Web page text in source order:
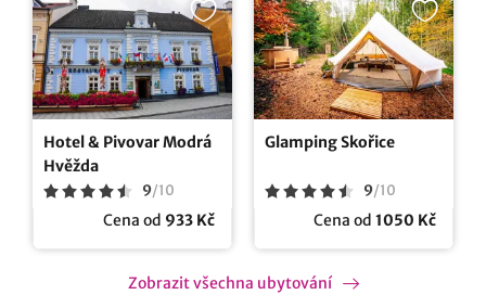
Hotel & Pivovar Modrá
Hvěžda
9/10
Cena od 933 Kč
Glamping Skořice
9/10
Cena od 1050 Kč
Zobrazit všechna ubytování